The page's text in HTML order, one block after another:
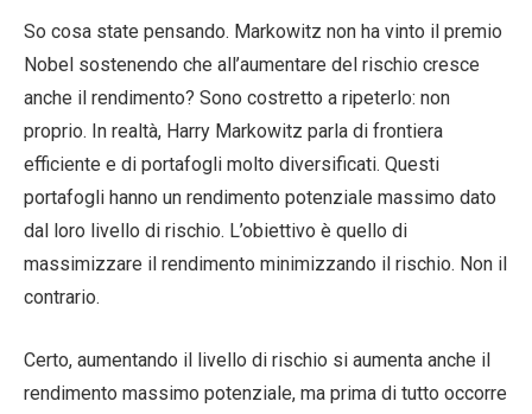
So cosa state pensando. Markowitz non ha vinto il premio
Nobel sostenendo che all’aumentare del rischio cresce
anche il rendimento? Sono costretto a ripeterlo: non
proprio. In realtà, Harry Markowitz parla di frontiera
efficiente e di portafogli molto diversificati. Questi
portafogli hanno un rendimento potenziale massimo dato
dal loro livello di rischio. L’obiettivo è quello di
massimizzare il rendimento minimizzando il rischio. Non il
contrario.
Certo, aumentando il livello di rischio si aumenta anche il
rendimento massimo potenziale, ma prima di tutto occorre